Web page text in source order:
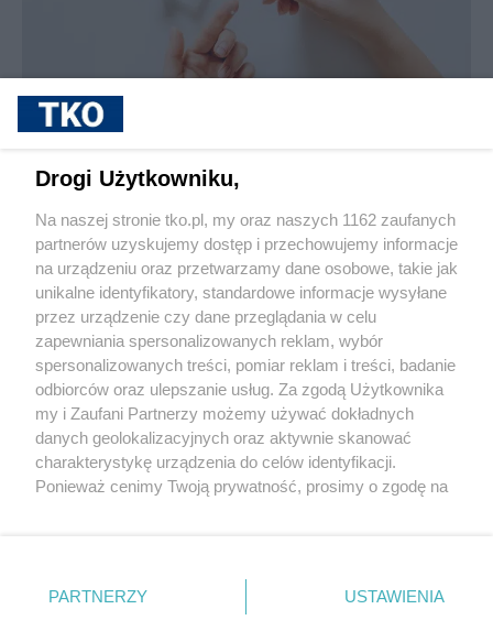
Jak rozpoznać, że soczewki kontaktowe są
Pokaż więcej
Reklama Tematy Archiwum artykułów
Drogi Użytkowniku,
Na naszej stronie tko.pl, my oraz naszych 1162 zaufanych
partnerów uzyskujemy dostęp i przechowujemy informacje
na urządzeniu oraz przetwarzamy dane osobowe, takie jak
unikalne identyfikatory, standardowe informacje wysyłane
przez urządzenie czy dane przeglądania w celu
zapewniania spersonalizowanych reklam, wybór
spersonalizowanych treści, pomiar reklam i treści, badanie
odbiorców oraz ulepszanie usług. Za zgodą Użytkownika
my i Zaufani Partnerzy możemy używać dokładnych
danych geolokalizacyjnych oraz aktywnie skanować
charakterystykę urządzenia do celów identyfikacji.
Ponieważ cenimy Twoją prywatność, prosimy o zgodę na
znajdujący się w lewym dolnym rogu strony
. Niektóre
rodzaje przetwarzania danych nie wymagają zgody
PARTNERZY USTAWIENIA